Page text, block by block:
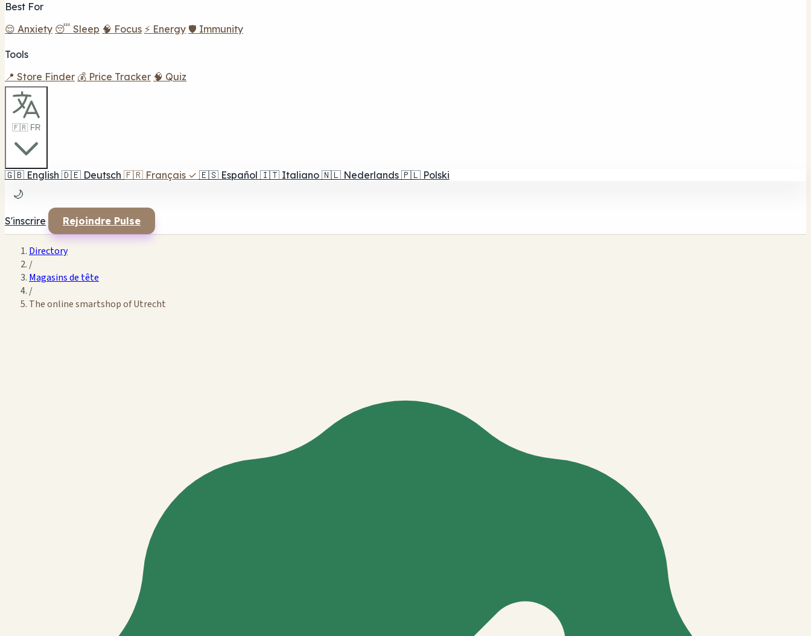
Best For
😌 Anxiety 😴 Sleep 🧠 Focus ⚡ Energy 🛡️ Immunity
Tools
📍 Store Finder 💰 Price Tracker 🧠 Quiz
🇫🇷 FR
🇬🇧 English 🇩🇪 Deutsch 🇫🇷 Français ✓ 🇪🇸 Español 🇮🇹 Italiano 🇳🇱 Nederlands 🇵🇱 Polski
🌙
S'inscrire Rejoindre Pulse
Directory
/
Magasins de tête
/
The online smartshop of Utrecht